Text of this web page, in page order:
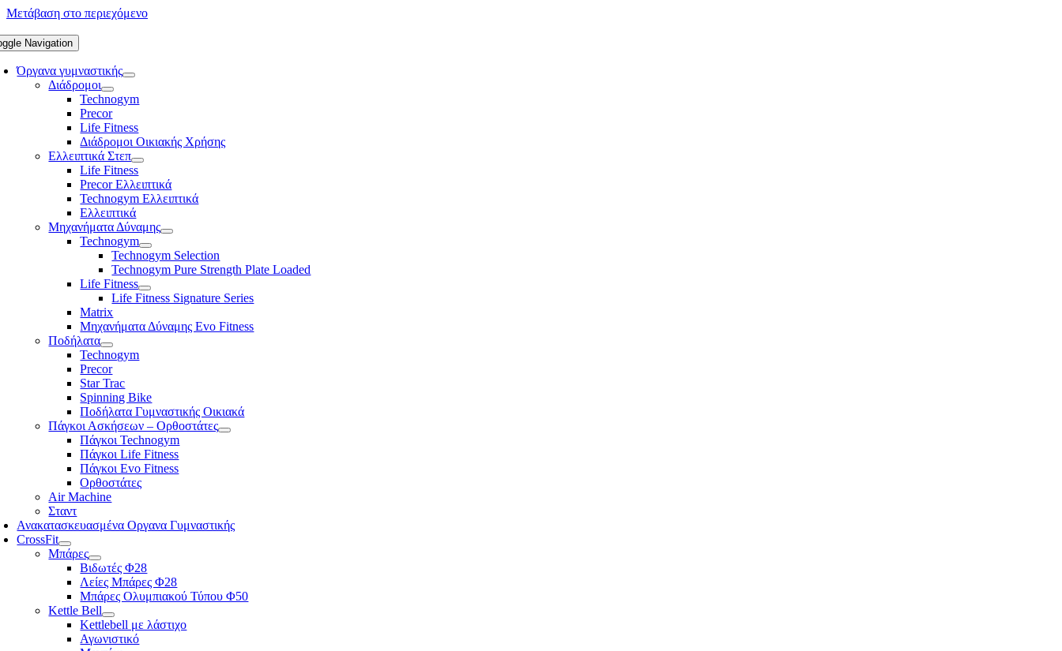
Μετάβαση στο περιεχόμενο
Navigation
Όργανα γυμναστικής
Διάδρομοι
Technogym
Precor
Life Fitness
Διάδρομοι Οικιακής Χρήσης
Ελλειπτικά Στεπ
Life Fitness
Precor Ελλειπτικά
Technogym Ελλειπτικά
Ελλειπτικά
Μηχανήματα Δύναμης
Technogym
Technogym Selection
Technogym Pure Strength Plate Loaded
Life Fitness
Life Fitness Signature Series
Matrix
Μηχανήματα Δύναμης Evo Fitness
Ποδήλατα
Technogym
Precor
Star Trac
Spinning Bike
Ποδήλατα Γυμναστικής Οικιακά
Πάγκοι Ασκήσεων – Ορθοστάτες
Πάγκοι Technogym
Πάγκοι Life Fitness
Πάγκοι Evo Fitness
Ορθοστάτες
Air Machine
Σταντ
Ανακατασκευασμένα Οργανα Γυμναστικής
CrossFit
Μπάρες
Βιδωτές Φ28
Λείες Μπάρες Φ28
Μπάρες Ολυμπιακού Τύπου Φ50
Kettle Bell
Kettlebell με λάστιχο
Αγωνιστικό